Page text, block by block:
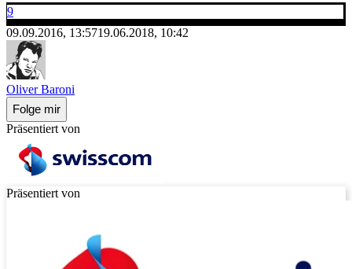
9
09.09.2016, 13:5719.06.2018, 10:42
Oliver Baroni
Folge mir
Präsentiert von
Präsentiert von